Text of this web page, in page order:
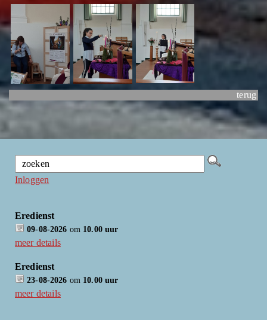
terug
Inloggen
Eredienst
09-08-2026 om 10.00 uur
meer details
Eredienst
23-08-2026 om 10.00 uur
meer details